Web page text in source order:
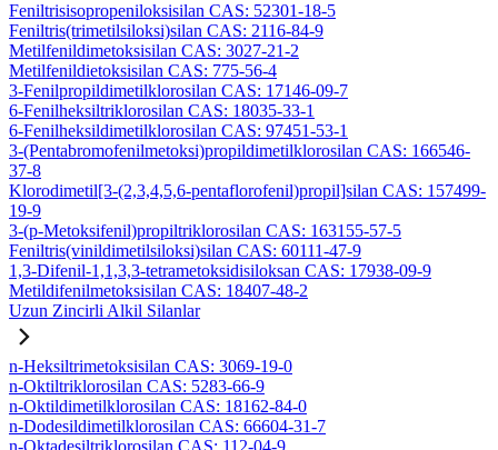
Feniltrisisopropeniloksisilan CAS: 52301-18-5
Feniltris(trimetilsiloksi)silan CAS: 2116-84-9
Metilfenildimetoksisilan CAS: 3027-21-2
Metilfenildietoksisilan CAS: 775-56-4
3-Fenilpropildimetilklorosilan CAS: 17146-09-7
6-Fenilheksiltriklorosilan CAS: 18035-33-1
6-Fenilheksildimetilklorosilan CAS: 97451-53-1
3-(Pentabromofenilmetoksi)propildimetilklorosilan CAS: 166546-
37-8
Klorodimetil[3-(2,3,4,5,6-pentaflorofenil)propil]silan CAS: 157499-
19-9
3-(p-Metoksifenil)propiltriklorosilan CAS: 163155-57-5
Feniltris(vinildimetilsiloksi)silan CAS: 60111-47-9
1,3-Difenil-1,1,3,3-tetrametoksidisiloksan CAS: 17938-09-9
Metildifenilmetoksisilan CAS: 18407-48-2
Uzun Zincirli Alkil Silanlar
n-Heksiltrimetoksisilan CAS: 3069-19-0
n-Oktiltriklorosilan CAS: 5283-66-9
n-Oktildimetilklorosilan CAS: 18162-84-0
n-Dodesildimetilklorosilan CAS: 66604-31-7
n-Oktadesiltriklorosilan CAS: 112-04-9